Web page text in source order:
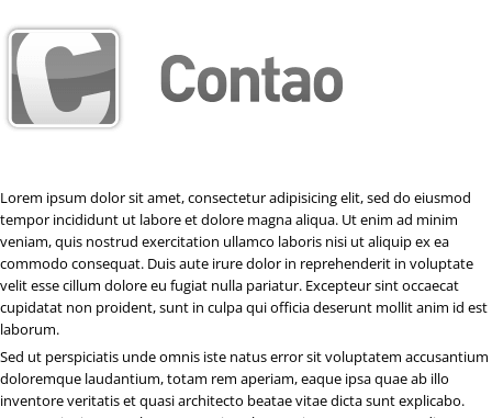
Lorem ipsum dolor sit amet, consectetur adipisicing elit, sed do eiusmod
tempor incididunt ut labore et dolore magna aliqua. Ut enim ad minim
veniam, quis nostrud exercitation ullamco laboris nisi ut aliquip ex ea
commodo consequat. Duis aute irure dolor in reprehenderit in voluptate
velit esse cillum dolore eu fugiat nulla pariatur. Excepteur sint occaecat
cupidatat non proident, sunt in culpa qui officia deserunt mollit anim id est
laborum.
Sed ut perspiciatis unde omnis iste natus error sit voluptatem accusantium
doloremque laudantium, totam rem aperiam, eaque ipsa quae ab illo
inventore veritatis et quasi architecto beatae vitae dicta sunt explicabo.